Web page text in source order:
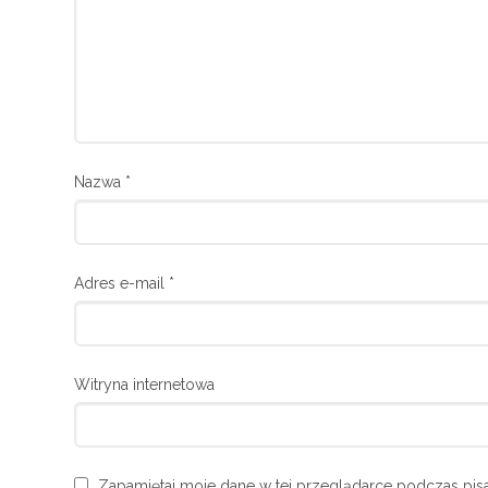
Nazwa *
Adres e-mail *
Witryna internetowa